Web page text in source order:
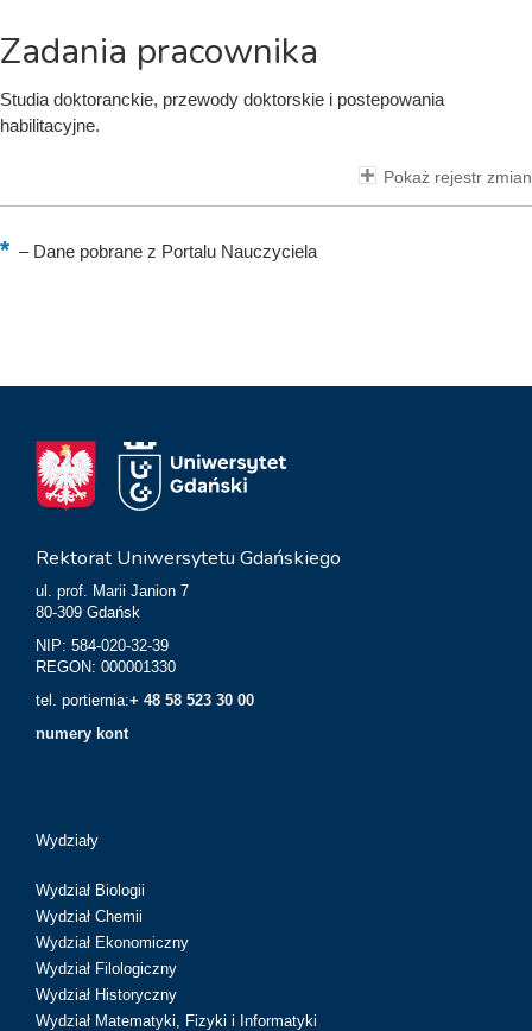
Zadania pracownika
Studia doktoranckie, przewody doktorskie i postepowania
habilitacyjne.
Pokaż rejestr zmian
–Dane pobrane z Portalu Nauczyciela
Rektorat Uniwersytetu Gdańskiego
ul. prof. Marii Janion 7
80-309 Gdańsk
NIP: 584-020-32-39
REGON: 000001330
tel. portiernia:+ 48 58 523 30 00
numery kont
Wydziały
Wydział Biologii
Wydział Chemii
Wydział Ekonomiczny
Wydział Filologiczny
Wydział Historyczny
Wydział Matematyki, Fizyki i Informatyki